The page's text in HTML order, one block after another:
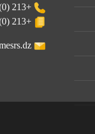
+213 (0) 23-23-80-77
+213 (0) 23-23-80-57
webmaster@mesrs.dz